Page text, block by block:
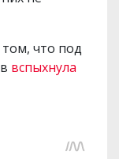
что под
вспыхнула